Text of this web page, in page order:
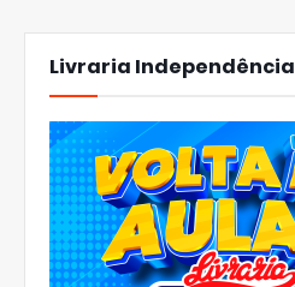
Livraria Independência